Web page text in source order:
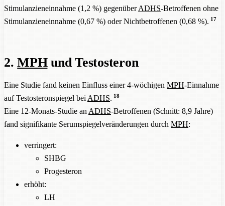
Stimulanzieneinnahme (1,2 %) gegenüberADHS-Betroffenen ohne
Stimulanzieneinnahme (0,67 %) oder Nichtbetroffenen (0,68 %). 17
2.MPHund Testosteron
Eine Studie fand keinen Einfluss einer 4-wöchigen MPH-Einnahme
auf Testosteronspiegel bei ADHS. 18
Eine 12-Monats-Studie an ADHS-Betroffenen (Schnitt: 8,9 Jahre)
fand signifikante Serumspiegelveränderungen durch MPH:
verringert:
SHBG
Progesteron
erhöht:
LH